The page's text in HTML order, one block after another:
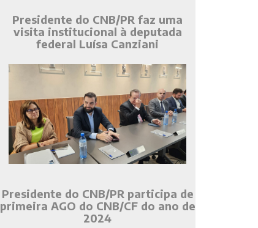
Presidente do CNB/PR faz uma
visita institucional à deputada
federal Luísa Canziani
Presidente do CNB/PR participa de
primeira AGO do CNB/CF do ano de
2024